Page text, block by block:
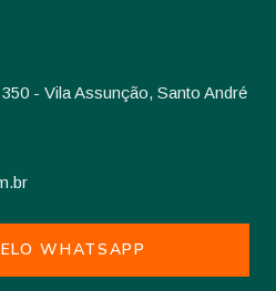
- Vila Assunção, Santo André
WHATSAPP